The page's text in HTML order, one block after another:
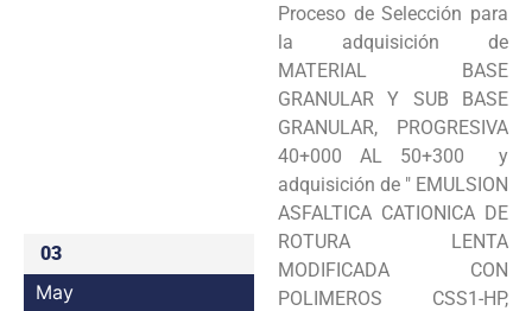
Intranet
03
May
Proceso de Selección para
la adquisición de
MATERIAL BASE
GRANULAR Y SUB BASE
GRANULAR, PROGRESIVA
40+000 AL 50+300 y
adquisición de " EMULSION
ASFALTICA CATIONICA DE
ROTURA LENTA
MODIFICADA CON
POLIMEROS CSS1-HP,